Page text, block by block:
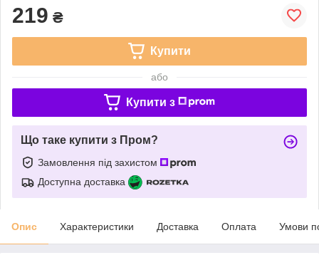
219 ₴
Купити
або
Купити з
Що таке купити з Пром?
Замовлення під захистом
Доступна доставка
Опис Характеристики Доставка Оплата Умови